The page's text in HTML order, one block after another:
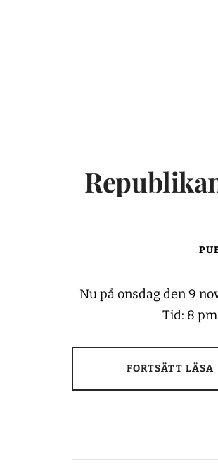
Nu på onsdag den 9
Tid: 8
FORTSÄTT LÄSA